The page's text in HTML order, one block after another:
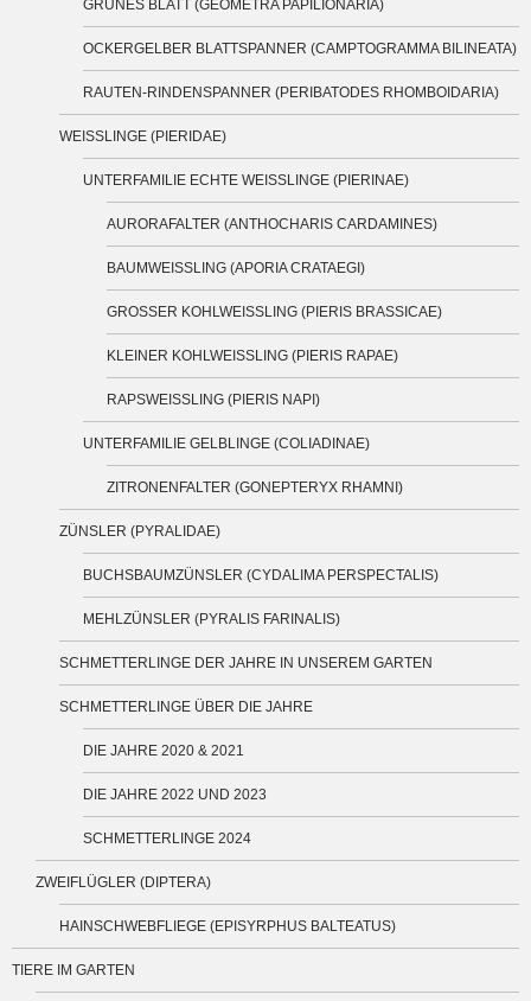
GRÜNES BLATT (GEOMETRA PAPILIONARIA)
OCKERGELBER BLATTSPANNER (CAMPTOGRAMMA BILINEATA)
RAUTEN-RINDENSPANNER (PERIBATODES RHOMBOIDARIA)
WEISSLINGE (PIERIDAE)
UNTERFAMILIE ECHTE WEISSLINGE (PIERINAE)
AURORAFALTER (ANTHOCHARIS CARDAMINES)
BAUMWEISSLING (APORIA CRATAEGI)
GROSSER KOHLWEISSLING (PIERIS BRASSICAE)
KLEINER KOHLWEISSLING (PIERIS RAPAE)
RAPSWEISSLING (PIERIS NAPI)
UNTERFAMILIE GELBLINGE (COLIADINAE)
ZITRONENFALTER (GONEPTERYX RHAMNI)
ZÜNSLER (PYRALIDAE)
BUCHSBAUMZÜNSLER (CYDALIMA PERSPECTALIS)
MEHLZÜNSLER (PYRALIS FARINALIS)
SCHMETTERLINGE DER JAHRE IN UNSEREM GARTEN
SCHMETTERLINGE ÜBER DIE JAHRE
DIE JAHRE 2020 & 2021
DIE JAHRE 2022 UND 2023
SCHMETTERLINGE 2024
ZWEIFLÜGLER (DIPTERA)
HAINSCHWEBFLIEGE (EPISYRPHUS BALTEATUS)
TIERE IM GARTEN